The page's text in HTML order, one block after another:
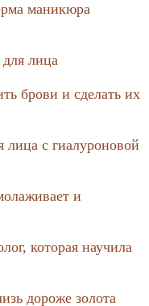
маникюра
лица
брови и сделать их
лица с гиалуроновой
и
которая научила
дороже золота